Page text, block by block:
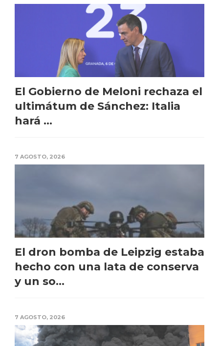
El Gobierno de Meloni rechaza el
ultimátum de Sánchez: Italia
hará ...
7 AGOSTO, 2026
El dron bomba de Leipzig estaba
hecho con una lata de conserva
y un so...
7 AGOSTO, 2026